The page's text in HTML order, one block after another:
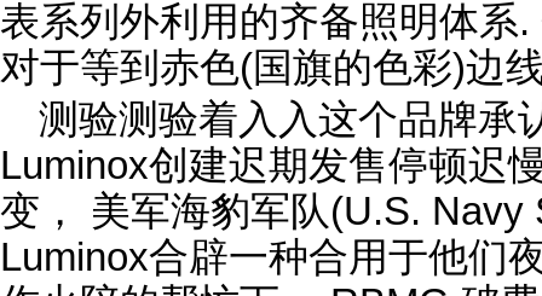
表系列外利用的齐备照明体系
对于等到赤色(国旗的色彩)边
测验测验着入入这个品牌承
Luminox创建迟期发售停顿迟
变， 美军海豹军队(U.S. Navy
Luminox合辟一种合用于他们